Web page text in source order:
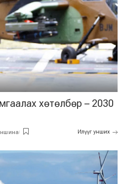
хөтөлбөр – 2030
Илүүг унших